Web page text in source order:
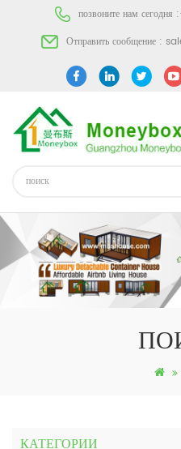
позвоните нам сегодня :
Отправить сообщение :
КАТЕГОРИИ